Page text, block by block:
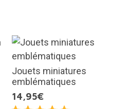
Jouets miniatures
emblématiques
14,95€